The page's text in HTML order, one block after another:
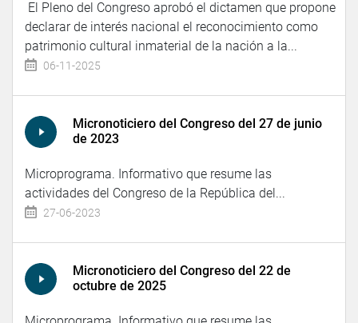
El Pleno del Congreso aprobó el dictamen que propone
declarar de interés nacional el reconocimiento como
patrimonio cultural inmaterial de la nación a la...
06-11-2025
Micronoticiero del Congreso del 27 de junio
de 2023
Microprograma. Informativo que resume las
actividades del Congreso de la República del...
27-06-2023
Micronoticiero del Congreso del 22 de
octubre de 2025